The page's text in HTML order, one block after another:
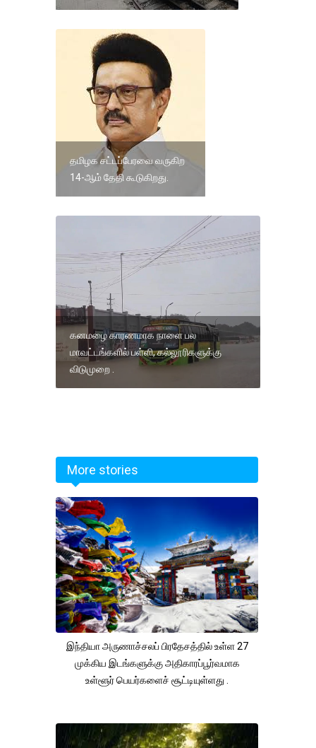
தமிழக சட்டப்பேரவை வருகிற
14-ஆம் தேதி கூடுகிறது.
கனமழை காரணமாக நாளை பல
மாவட்டங்களில் பள்ளி, கல்லூரிகளுக்கு
விடுமுறை .
More stories
இந்தியா அருணாச்சலப் பிரதேசத்தில் உள்ள 27
முக்கிய இடங்களுக்கு அதிகாரப்பூர்வமாக
உள்ளூர் பெயர்களைச் சூட்டியுள்ளது .